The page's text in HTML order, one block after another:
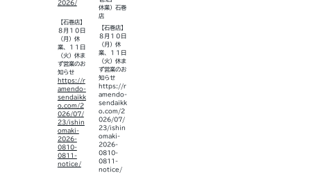
2026/
【石巻店】
８月１０日
（月）休
業、１１日
（火）休ま
ず営業のお
知らせ
https://r
amendo-
sendaikk
o.com/2
026/07/
23/ishin
omaki-
2026-
0810-
0811-
notice/
休業）石巻
店
【石巻店】
８月１０日
（月）休
業、１１日
（火）休ま
ず営業のお
知らせ
https://r
amendo-
sendaikk
o.com/2
026/07/
23/ishin
omaki-
2026-
0810-
0811-
notice/